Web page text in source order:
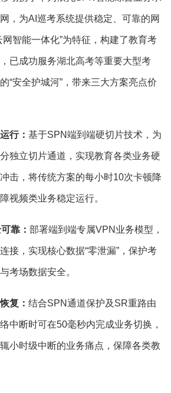
，为AI巡考系统提供稳定、可靠的网
智能一体化”为特征，构建了教育考
已成功服务湖北高考等重要大型考
“安全护城河”，带来三大方案亮点价
行： 基于SPN端到端硬切片技术，为
独立切片通道，实现教育各类业务硬
击，将传统方案的每小时10次卡顿降
视频类业务稳定运行。
靠： 部署端到端专属VPN业务模型，
接，实现核心数据“零泄漏”，保护考
考场数据安全。
复： 结合SPN通道保护及SR重路由
中断时可在50毫秒内完成业务切换，
小时级中断的业务痛点，保障各类教